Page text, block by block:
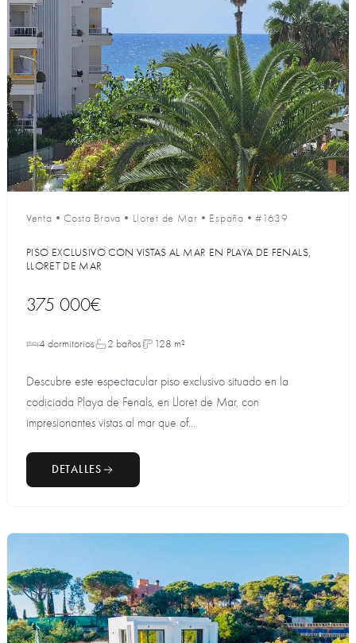
Venta •Costa Brava • Lloret de Mar • España •#1639
PISO EXCLUSIVO CON VISTAS AL MAR EN PLAYA DE FENALS,
LLORET DE MAR
375 000€
4 dormitorios 2 baños 128 m²
Descubre este espectacular piso exclusivo situado en la
codiciada Playa de Fenals, en Lloret de Mar, con
impresionantes vistas al mar que of...
DETALLES